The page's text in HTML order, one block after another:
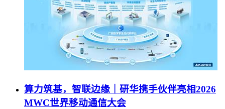
算力筑基，智联边缘｜研华携手伙伴亮相2026
MWC世界移动通信大会